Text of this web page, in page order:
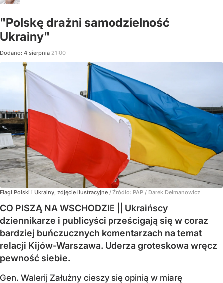
"Polskę drażni samodzielność
Ukrainy"
Dodano: 4 sierpnia 21:00
Flagi Polski i Ukrainy, zdjęcie ilustracyjne / Źródło: PAP / Darek Delmanowicz
CO PISZĄ NA WSCHODZIE || Ukraińscy
dziennikarze i publicyści prześcigają się w coraz
bardziej buńczucznych komentarzach na temat
relacji Kijów-Warszawa. Uderza groteskowa wręcz
pewność siebie.
Gen. Walerij Załużny cieszy się opinią w miarę